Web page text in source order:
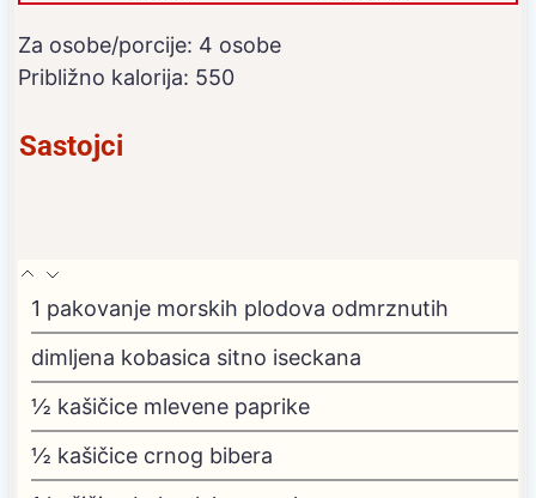
Za osobe/porcije: 4 osobe
Približno kalorija: 550
Sastojci
1 pakovanje morskih plodova odmrznutih
dimljena kobasica sitno iseckana
½ kašičice mlevene paprike
½ kašičice crnog bibera